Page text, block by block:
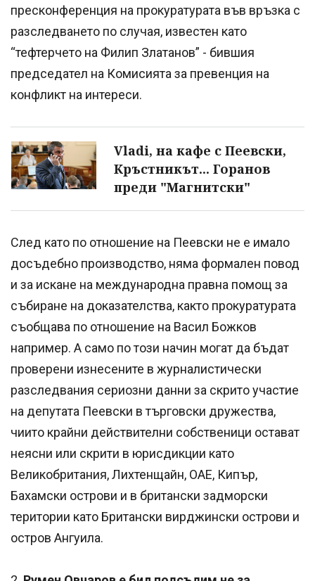
пресконференция на прокуратурата във връзка с
разследването по случая, известен като
“тефтерчето на Филип Златанов” - бившия
председател на Комисията за превенция на
конфликт на интереси.
Vladi, на кафе с Пеевски,
Кръстникът... Горанов
преди "Магнитски"
След като по отношение на Пеевски не е имало
досъдебно производство, няма формален повод
и за искане на международна правна помощ за
събиране на доказателства, както прокуратурата
съобщава по отношение на Васил Божков
например. А само по този начин могат да бъдат
проверени изнесените в журналистически
разследвания сериозни данни за скрито участие
на депутата Пеевски в търговски дружества,
чиито крайни действителни собственици остават
неясни или скрити в юрисдикции като
Великобритания, Лихтенщайн, ОАЕ, Кипър,
Бахамски острови и в британски задморски
територии като Британски вирджински острови и
остров Ангуила.